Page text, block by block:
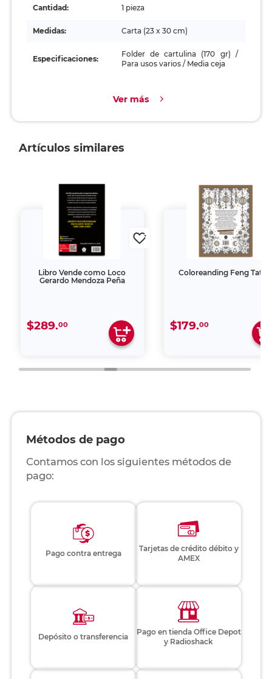
Cantidad: 1 pieza
Medidas: Carta (23 x 30 cm)
Especificaciones:
Folder de cartulina (170 gr) /
Para usos varios / Media ceja
Ver más
Artículos similares
Libro Vende como Loco
Gerardo Mendoza Peña
$289.00
Coloreanding Feng Tatoo
$179.00
Métodos de pago
Contamos con los siguientes métodos de
pago:
Pago contra entrega
Tarjetas de crédito débito y
AMEX
Depósito o transferencia
Pago en tienda Office Depot
y Radioshack